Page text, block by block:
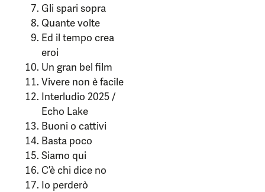
Gli spari sopra
Quante volte
Ed il tempo crea
eroi
Un gran bel film
Vivere non è facile
Interludio 2025 /
Echo Lake
Buoni o cattivi
Basta poco
Siamo qui
C’è chi dice no
Io perderò